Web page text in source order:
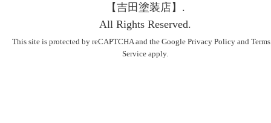
【吉⽥塗装店】.
All Rights Reserved.
This site is protected by reCAPTCHA and the Google Privacy Policyand
Service apply.